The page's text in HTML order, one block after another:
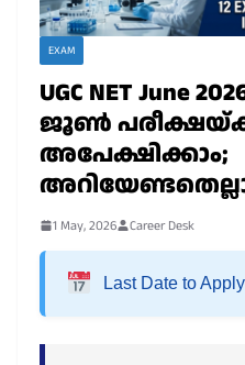
EXAM
UGC NET June
ജൂൺ
അപേക്ഷിക്കാം;
1 May, 2026 Career Desk
Last Date to